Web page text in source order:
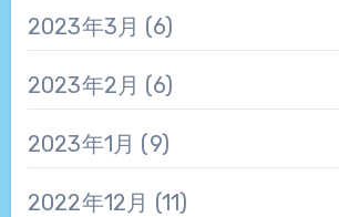
2023年3月 (6)
2023年2月 (6)
2023年1月 (9)
2022年12月 (11)